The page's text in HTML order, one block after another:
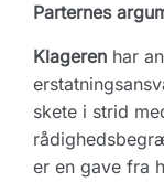
Parternes
Klageren har
skete i strid
er en gave fra